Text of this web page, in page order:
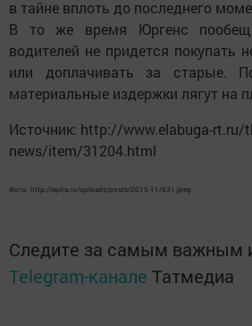
в тайне вплоть до последнего
В то же время Юргенс
водителей не придется
или доплачивать за старые.
материальные издержки лягут на
Источник: http://www.elabuga-rt.ru/
news/item/31204.html
Фото: http://epira.ru/uploads/posts/2015-11/831.jpeg
Следите за самым важным
Telegram-канале Татмедиа